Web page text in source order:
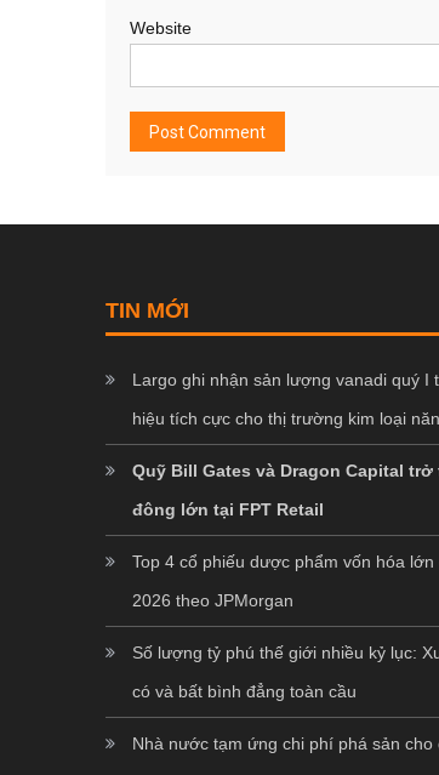
Website
TIN MỚI
Largo ghi nhận sản lượng vanadi quý I
hiệu tích cực cho thị trường kim loại
Quỹ Bill Gates và Dragon Capital trở
đông lớn tại FPT Retail
Top 4 cổ phiếu dược phẩm vốn hóa lớn
2026 theo JPMorgan
Số lượng tỷ phú thế giới nhiều kỷ lục:
có và bất bình đẳng toàn cầu
Nhà nước tạm ứng chi phí phá sản cho